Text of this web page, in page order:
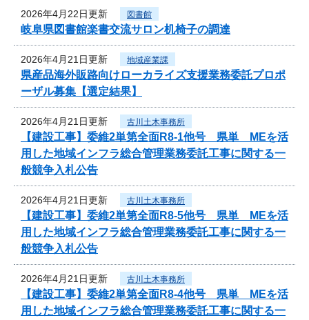
2026年4月22日更新 図書館
岐阜県図書館楽書交流サロン机椅子の調達
2026年4月21日更新 地域産業課
県産品海外販路向けローカライズ支援業務委託プロポ
ーザル募集【選定結果】
2026年4月21日更新 古川土木事務所
【建設工事】委維2単第全面R8-1他号 県単 MEを活
用した地域インフラ総合管理業務委託工事に関する一
般競争入札公告
2026年4月21日更新 古川土木事務所
【建設工事】委維2単第全面R8-5他号 県単 MEを活
用した地域インフラ総合管理業務委託工事に関する一
般競争入札公告
2026年4月21日更新 古川土木事務所
【建設工事】委維2単第全面R8-4他号 県単 MEを活
用した地域インフラ総合管理業務委託工事に関する一